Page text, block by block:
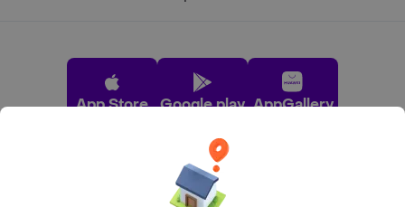
App Store Google play AppGallery
Pide tu comida favorita cerca de ti